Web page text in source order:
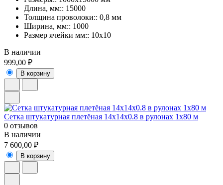
Длина, мм:: 15000
Толщина проволоки:: 0,8 мм
Ширина, мм:: 1000
Размер ячейки мм:: 10х10
В наличии
999,00 ₽
В корзину
Сетка штукатурная плетёная 14х14х0.8 в рулонах 1х80 м
0 отзывов
В наличии
7 600,00 ₽
В корзину